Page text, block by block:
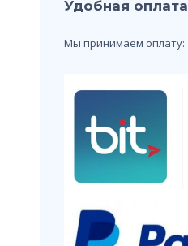
Удобная оплата
Мы принимаем оплату: